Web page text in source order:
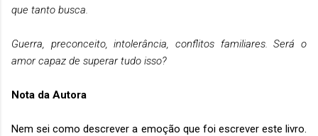
que tanto busca.
Guerra, preconceito, intolerância, conflitos familiares. Será o
amor capaz de superar tudo isso?
Nota da Autora
Nem sei como descrever a emoção que foi escrever este livro.